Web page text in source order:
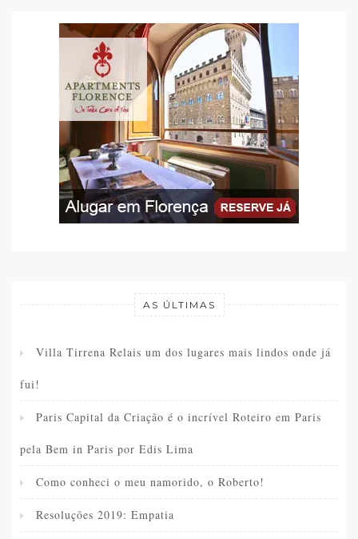
AS ÚLTIMAS
Villa Tirrena Relais um dos lugares mais lindos onde já
fui!
Paris Capital da Criação é o incrível Roteiro em Paris
pela Bem in Paris por Edis Lima
Como conheci o meu namorido, o Roberto!
Resoluções 2019: Empatia